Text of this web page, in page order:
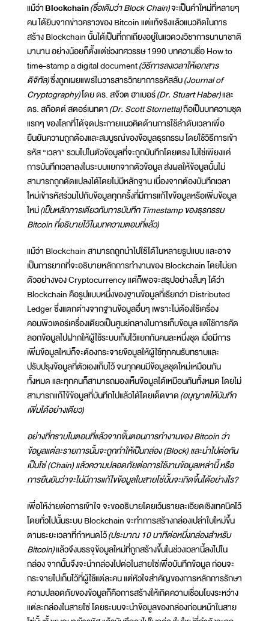
แม้ว่าBlockchain(ชื่อเดิมว่า Block Chain)จะเป็นคำใหม่ที่หลายๆ
คน ได้ยินจากข่าวคราวของ Bitcoin แต่แท้จริงแล้วแนวคิดในการ
สร้าง Blockchain นั้นได้เป็นที่ถกเถียงอยู่ในแวดวงวิชาการนานาชาติ
มานาน อย่างน้อยก็ตั้งแต่ช่วงทศวรรษ 1990 บทความชื่อ How to
time-stamp a digital document(วิธีการลงเวลาให้เอกสาร
ดิจิทัล)ซึ่งถูกเผยแพร่ในวารสารวิทยาการรหัสลับ(Journal of
Cryptography)โดย ดร. สจ๊วต ฮาเบอร์(Dr. Stuart Haber)และ
ดร. สก๊อตต์ สตอร์เนทตา(Dr. Scott Stornetta)ถือเป็นบทความชุด
แรกๆ ของโลกที่ได้จุดประกายแนวคิดด้านการใช้ลำดับเวลาเพื่อ
ยืนยันความถูกต้องและสมบูรณ์ของข้อมูลธุรกรรม โดยใช้วิธีการเข้า
รหัส “เวลา” รวมไปในตัวข้อมูลที่จะถูกบันทึกโดยตรง ไม่ใช่เพียงแค่
การบันทึกเวลาลงในระบบแยกจากตัวข้อมูล ส่งผลให้ข้อมูลนั้นไม่
สามารถถูกดัดแปลงได้โดยไม่มีหลักฐาน เนื่องจากต้องบันทึกเวลา
ใหม่เข้ารหัสร่วมไปกับข้อมูลทุกครั้งที่มีการแก้ไขข้อมูลหรือเพิ่มข้อมูล
ใหม่(เป็นหลักการเดียวกับการบันทึก Timestamp ของธุรกรรม
Bitcoin ที่อธิบายไว้ในบทความตอนที่แล้ว)
แม้ว่า Blockchain สามารถถูกนำไปใช้ได้ในหลายรูปแบบ และอาจ
เป็นการยากที่จะอธิบายหลักการทำงานของ Blockchain โดยไม่ยก
ตัวอย่างของ Cryptocurrency แต่ก็พอจะสรุปอย่างสั้นๆ ได้ว่า
Blockchain คือรูปแบบหนึ่งของฐานข้อมูลที่เรียกว่า Distributed
Ledger ซึ่งแตกต่างจากฐานข้อมูลอื่นๆ เพราะไม่ต้องใช้เครื่อง
คอมพิวเตอร์เครื่องเดียวเป็นศูนย์กลางในการเก็บข้อมูล แต่ใช้การคัด
ลอกข้อมูลไปฝากให้ผู้ใช้ระบบเก็บไว้แยกกันคนละหนึ่งชุด เมื่อมีการ
เพิ่มข้อมูลใหม่ก็จะต้องกระจายข้อมูลให้ผู้ใช้ทุกคนรับทราบและ
ปรับปรุงข้อมูลที่ตัวเองเก็บไว้ จนทุกคนมีข้อมูลชุดใหม่เหมือนกัน
ทั้งหมด และทุกคนก็สามารถมองเห็นข้อมูลได้เหมือนกันทั้งหมด โดยไม่
สามารถแก้ไข้ข้อมูลที่บันทึกไปแล้วได้โดยเด็ดขาด(อนุญาตให้บันทึก
เพิ่มได้อย่างเดียว)
อย่างที่ทราบในตอนที่แล้วจากขั้นตอนการทำงานของ Bitcoin ว่า
ข้อมูลแต่ละรายการนั้นจะถูกทำให้เป็นกล่อง (Block) และนำไปต่อกัน
เป็นโซ่ (Chain) แล้วความปลอดภัยต่อการใช้งานข้อมูลเหล่านี้ หรือ
การยืนยันว่าจะไม่มีการแก้ไขข้อมูลในสายโซ่นั้นจะเกิดขึ้นได้อย่างไร?
เพื่อให้ง่ายต่อการเข้าใจ จะขออธิบายโดยเว้นรายละเอียดเชิงเทคนิคไว้
โดยทั่วไปนั้นระบบ Blockchain จะทำการสร้างกล่องเปล่าใบใหม่ขึ้น
ตามระยะเวลาที่กำหนดไว้(ประมาณ 10 นาทีต่อหนึ่งกล่องสำหรับ
Bitcoin)แล้วจึงบรรจุข้อมูลใหม่ที่ถูกสร้างขึ้นในช่วงเวลานี้ลงไปใน
กล่อง จากนั้นจึงจะนำกล่องไปต่อในสายโซ่เพื่อบันทึกข้อมูล ก่อนจะ
กระจายไปเก็บไว้ที่ผู้ใช้แต่ละคน แต่หัวใจสำคัญของการหลักการรักษา
ความปลอดภัยของข้อมูลก็คือการสร้างให้เกิดความเชื่อมโยงระหว่าง
แต่ละกล่องในสายโซ่ โดยระบบจะนำข้อมูลของกล่องก่อนหน้าในสาย